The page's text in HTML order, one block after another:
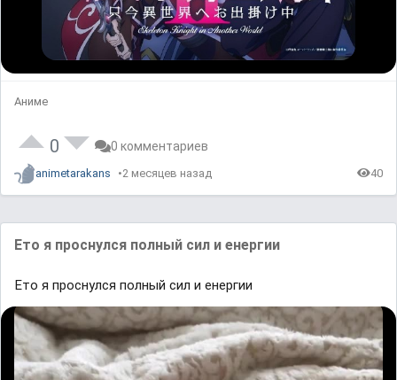
Аниме
0 0 комментариев
animetarakans 2 месяцев назад 40
Ето я проснулся полный сил и енергии
Ето я проснулся полный сил и енергии